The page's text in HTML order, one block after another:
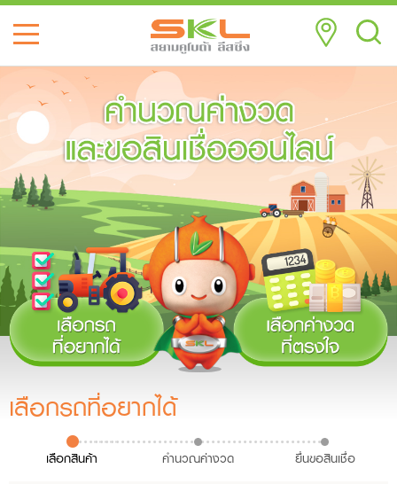
เลือกรถที่อยากได้
เลือกสินค้า คำนวณค่างวด ยื่นขอสินเชื่อ